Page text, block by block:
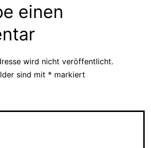
einen
wird nicht veröffentlicht.
sind mit * markiert